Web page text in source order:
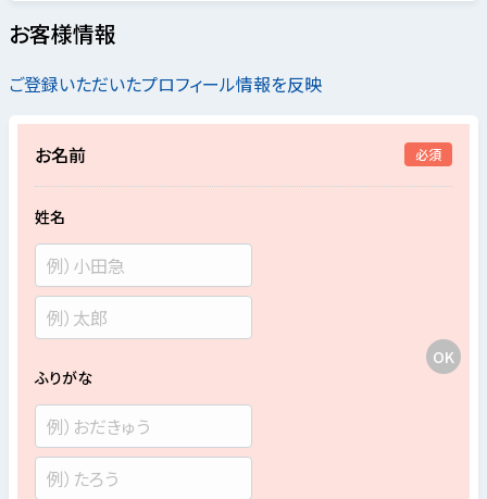
お客様情報
ご登録いただいたプロフィール情報を反映
お名前 必須
姓名
ふりがな